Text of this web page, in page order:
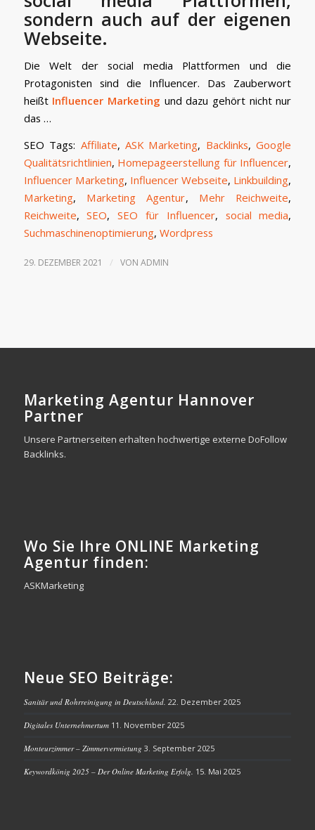
sondern auch auf der eigenen
Webseite.
Die Welt der social media Plattformen und die
Protagonisten sind die Influencer. Das Zauberwort
heißt Influencer Marketing und dazu gehört nicht nur
das …
SEO Tags: Affiliate, ASK Marketing, Backlinks,Google
Qualitätsrichtlinien, Homepageerstellung für Influencer,
Influencer Marketing, Influencer Webseite, Linkbuilding,
Marketing, Marketing Agentur, Mehr Reichweite,
Reichweite,SEO,SEO für Influencer, social media,
Suchmaschinenoptimierung, Wordpress
29. DEZEMBER 2021 / VON ADMIN
Marketing Agentur Hannover
Partner
Unsere Partnerseiten erhalten hochwertige externe DoFollow
Backlinks.
Wo Sie Ihre ONLINE Marketing
Agentur finden:
ASKMarketing
Neue SEO Beiträge:
Sanitär und Rohrreinigung in Deutschland. 22. Dezember 2025
Digitales Unternehmertum 11. November 2025
Monteurzimmer – Zimmervermietung 3. September 2025
Keywordkönig 2025 – Der Online Marketing Erfolg. 15. Mai 2025